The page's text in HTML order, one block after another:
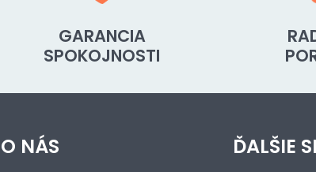
GARANCIA
SPOKOJNOSTI
O NÁS ĎALŠIE